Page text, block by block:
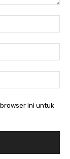
ini untuk